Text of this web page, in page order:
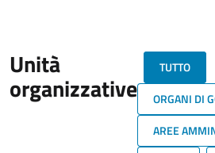
Unità
organizzative
TUTTO
ORGANI DI
AREE